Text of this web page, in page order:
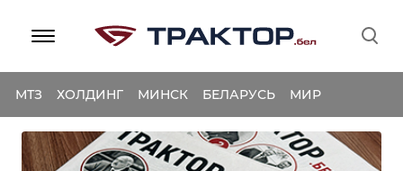
МТЗ ХОЛДИНГ МИНСК БЕЛАРУСЬ МИР